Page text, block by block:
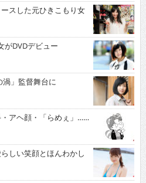
スした元ひきこもり女
DVDデビュー
」監督舞台に
アヘ顔・「らめぇ」……
しい笑顔とほんわかし